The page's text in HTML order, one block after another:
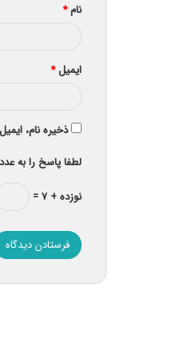
نام*
ایمیل*
ذخیره نام،
لطفا پاسخ را به
نوزده + ۷ =